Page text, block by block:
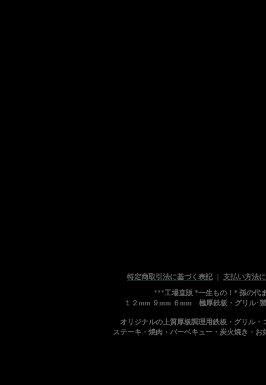
特定商取引法に基づく表記｜ 支払い方法
***工場直販 *一生もの！* 孫の代
１２mm ９mm ６mm 極厚鉄板・グリル･
オリジナルの上質厚板調理用鉄板・グリル
ステーキ・焼肉・バーベキュー・炭火焼き・